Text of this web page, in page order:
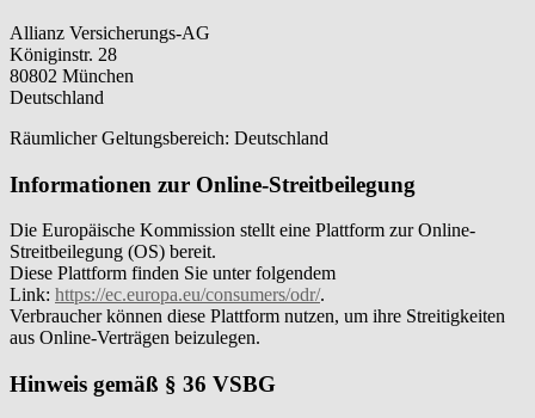
Allianz Versicherungs-AG
Königinstr. 28
80802 München
Deutschland
Räumlicher Geltungsbereich: Deutschland
Informationen zur Online-Streitbeilegung
Die Europäische Kommission stellt eine Plattform zur Online-
Streitbeilegung (OS) bereit.
Diese Plattform finden Sie unter folgendem
Link: https://ec.europa.eu/consumers/odr/.
Verbraucher können diese Plattform nutzen, um ihre Streitigkeiten
aus Online-Verträgen beizulegen.
Hinweis gemäß § 36 VSBG